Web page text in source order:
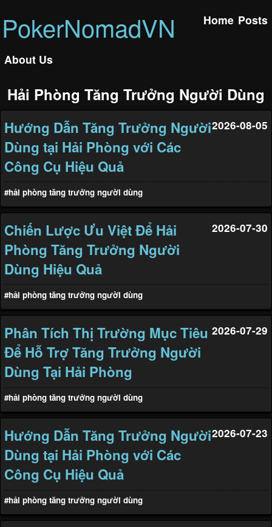
PokerNomadVN Home Posts
About Us
Hải Phòng Tăng Trưởng Người Dùng
Hướng Dẫn Tăng Trưởng Người
Dùng tại Hải Phòng với Các
Công Cụ Hiệu Quả
2026-08-05
#hải phòng tăng trưởng người dùng
Chiến Lược Ưu Việt Để Hải
Phòng Tăng Trưởng Người
Dùng Hiệu Quả
2026-07-30
#hải phòng tăng trưởng người dùng
Phân Tích Thị Trường Mục Tiêu
Để Hỗ Trợ Tăng Trưởng Người
Dùng Tại Hải Phòng
2026-07-29
#hải phòng tăng trưởng người dùng
Hướng Dẫn Tăng Trưởng Người
Dùng tại Hải Phòng với Các
Công Cụ Hiệu Quả
2026-07-23
#hải phòng tăng trưởng người dùng